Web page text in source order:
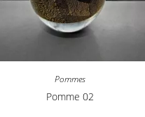
Pommes
Pomme 02